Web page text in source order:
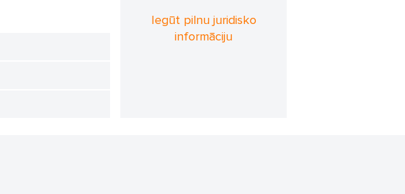
Iegūt pilnu juridisko
informāciju